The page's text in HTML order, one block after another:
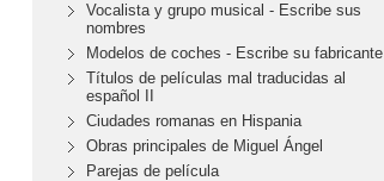
Vocalista y grupo musical - Escribe sus
nombres
Modelos de coches - Escribe su fabricante
Títulos de películas mal traducidas al
español II
Ciudades romanas en Hispania
Obras principales de Miguel Ángel
Parejas de película